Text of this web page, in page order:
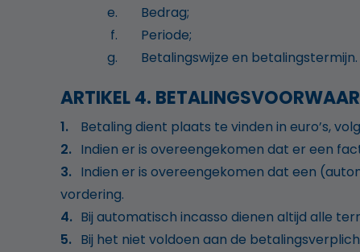
Bedrag;
Periode;
Betalingswijze en betalingstermijn.
ARTIKEL 4.
Betaling dient plaats te vinden in euro’s,
Indien er is overeengekomen dat er een
Indien er is overeengekomen dat een
vordering.
Bij automatisch incasso dienen altijd alle
Bij het niet voldoen aan de